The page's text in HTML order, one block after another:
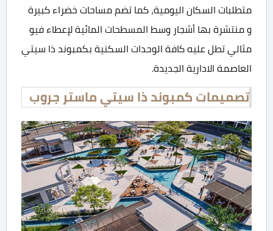
متطلبات السكان اليومية، كما تضم مساحات خضراء كبيرة
و منتشرة بها أشجار وسط المسطحات المائية لإعطاء فيو
مثالي تطل عليه كافة الوحدات السكنية بكمبوند ذا سيتي
العاصمة الادارية الجديدة.
تصميمات كمبوند ذا سيتي ماستر جروب